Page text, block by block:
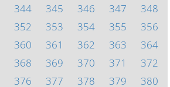
344 345 346 347
348
352 353 354 355
356
360 361 362 363
364
368 369 370 371
372
376 377 378 379 380